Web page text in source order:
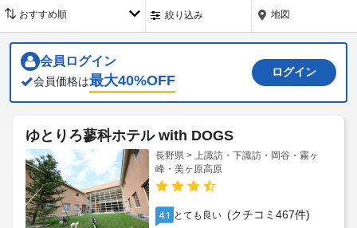
絞り込み 地図
会員ログイン
会員価格は最大40%OFF
ログイン
ゆとりろ蓼科ホテル with DOGS
長野県 > 上諏訪・下諏訪・岡谷・霧ヶ
峰・美ヶ原高原
4.1 とても良い (クチコミ467件)